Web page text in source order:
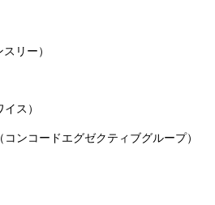
リー）
ス）
ンコードエグゼクティブグループ）